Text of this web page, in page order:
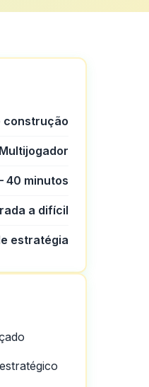
construção
40 minutos
a difícil
estratégia